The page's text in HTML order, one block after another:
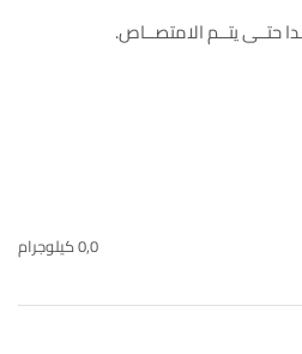
حتــى یتــم الامتصــاص.
0,0 كيلوجرام